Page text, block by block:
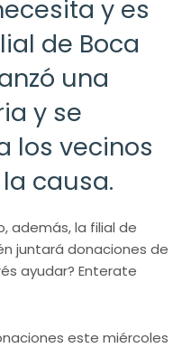
y es
de Boca
una
y se
los vecinos
causa.
además, la filial de
juntará donaciones de
ayudar? Enterate
este miércoles